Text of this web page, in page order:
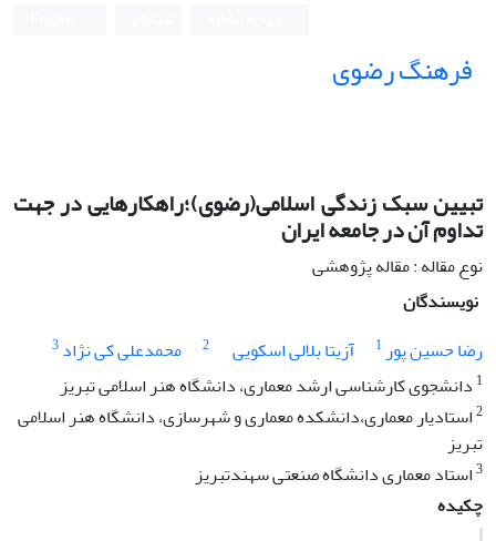
فرهنگ رضوی
تبیین سبک زندگی اسلامی(رضوی)؛راهکارهایی در جهت
تداوم آن در جامعه ایران
نوع مقاله : مقاله پژوهشی
نویسندگان
رضا حسین پور1 آزیتا بلالی اسکویی 2 محمدعلی کی نژاد3
1 دانشجوی کارشناسی ارشد معماری، دانشگاه هنر اسلامی تبریز
2استادیار معماری،دانشکده معماری و شهرسازی، دانشگاه هنر اسلامی
تبریز
3استاد معماری دانشگاه صنعتی سهندتبریز
چکیده